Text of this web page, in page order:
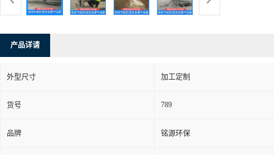
产品详请
外型尺寸 加工定制
货号 789
品牌 铭源环保